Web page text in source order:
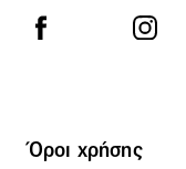
Όροι χρήσης